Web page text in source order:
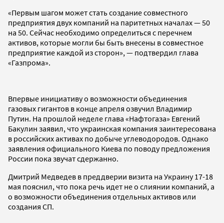
«Первым шагом может стать создание совместного
предприятия двух компаний на паритетных началах — 50
на 50. Сейчас необходимо определиться с перечнем
активов, которые могли бы быть внесены в совместное
предприятие каждой из сторон», — подтвердил глава
«Газпрома».
Впервые инициативу о возможности объединения
газовых гигантов в конце апреля озвучил Владимир
Путин. На прошлой неделе глава «Нафтогаза» Евгений
Бакулин заявил, что украинская компания заинтересована
в российских активах по добыче углеводородов. Однако
заявления официального Киева по поводу предложения
России пока звучат сдержанно.
Дмитрий Медведев в преддверии визита на Украину 17-18
мая пояснил, что пока речь идет не о слиянии компаний, а
о возможности объединения отдельных активов или
создания СП.